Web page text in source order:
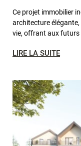
Ce projet immobilier
architecture
vie, offrant aux futurs
LIRE LA SUITE